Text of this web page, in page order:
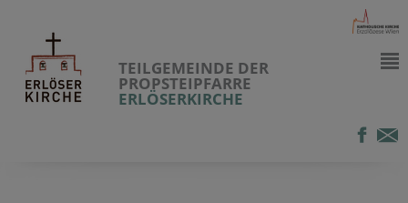
TEILGEMEINDE DER
PROPSTEIPFARRE
ERLÖSERKIRCHE